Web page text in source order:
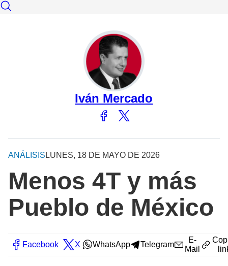
Iván Mercado
ANÁLISIS LUNES, 18 DE MAYO DE 2026
Menos 4T y más
Pueblo de México
Facebook X WhatsApp Telegram
E-
Mail